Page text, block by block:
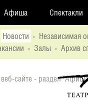
Афиша Спектакли
Новости · Независимая
· Залы · Архив
сайте - раздел